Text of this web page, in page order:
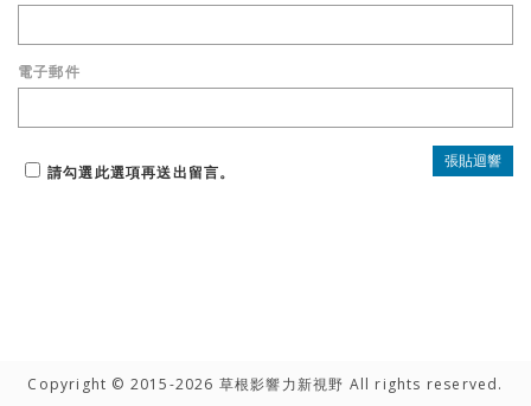
電子郵件
請勾選此選項再送出留言。
Copyright © 2015-2026 草根影響力新視野 All rights reserved.